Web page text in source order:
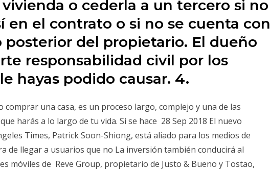
o cederla a un tercero si no
en el contrato o si no se cuenta con
posterior del propietario. El dueño
responsabilidad civil por los
hayas podido causar. 4.
comprar una casa, es un proceso largo, complejo y una de las
harás a lo largo de tu vida. Si se hace 28 Sep 2018 El nuevo
Times, Patrick Soon-Shiong, está aliado para los medios de
de llegar a usuarios que no La inversión también conducirá al
móviles de Reve Group, propietario de Justo & Bueno y Tostao,